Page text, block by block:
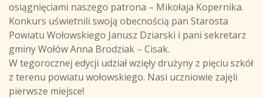
osiągnięciami naszego patrona – Mikołaja Kopernika.
Konkurs uświetnili swoją obecnością pan Starosta
Powiatu Wołowskiego Janusz Dziarski i pani sekretarz
gminy Wołów Anna Brodziak – Cisak.
W tegorocznej edycji udział wzięły drużyny z pięciu szkół
z terenu powiatu wołowskiego. Nasi uczniowie zajęli
pierwsze miejsce!